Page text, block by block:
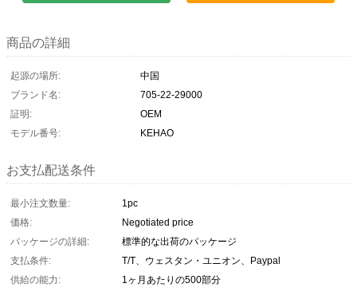
商品の詳細
起源の場所:
中国
ブランド名:
705-22-29000
証明:
OEM
モデル番号:
KEHAO
お支払配送条件
最小注文数量:
1pc
価格:
Negotiated price
パッケージの詳細:
標準的な出荷のパッケージ
支払条件:
T/T、ウェスタン・ユニオン、Paypal
供給の能力:
1ヶ月あたりの500部分